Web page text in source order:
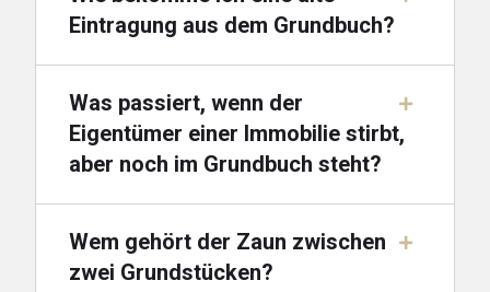
Eintragung aus dem Grundbuch?
Was passiert, wenn der
Eigentümer einer Immobilie stirbt,
aber noch im Grundbuch steht?
Wem gehört der Zaun zwischen
zwei Grundstücken?